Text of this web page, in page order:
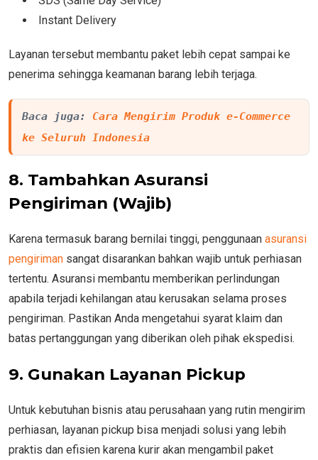
Instant Delivery
Layanan tersebut membantu paket lebih cepat sampai ke
penerima sehingga keamanan barang lebih terjaga.
Baca juga: Cara Mengirim Produk e-Commerce
ke Seluruh Indonesia
8. Tambahkan Asuransi
Pengiriman (Wajib)
Karena termasuk barang bernilai tinggi, penggunaan asuransi
pengiriman sangat disarankan bahkan wajib untuk perhiasan
tertentu. Asuransi membantu memberikan perlindungan
apabila terjadi kehilangan atau kerusakan selama proses
pengiriman. Pastikan Anda mengetahui syarat klaim dan
batas pertanggungan yang diberikan oleh pihak ekspedisi.
9. Gunakan Layanan Pickup
Untuk kebutuhan bisnis atau perusahaan yang rutin mengirim
perhiasan, layanan pickup bisa menjadi solusi yang lebih
praktis dan efisien karena kurir akan mengambil paket